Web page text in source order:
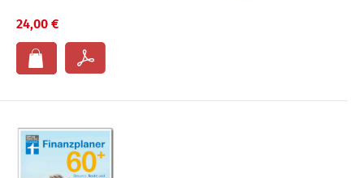
24,00 €